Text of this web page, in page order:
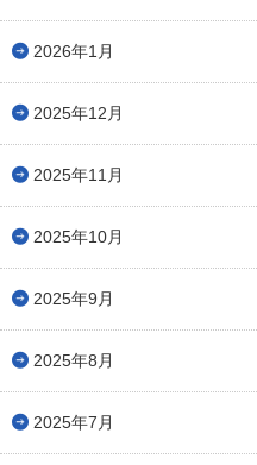
2026年1月
2025年12月
2025年11月
2025年10月
2025年9月
2025年8月
2025年7月